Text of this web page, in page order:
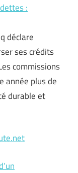
:
déclare
ses crédits
commissions
année plus de
durable et